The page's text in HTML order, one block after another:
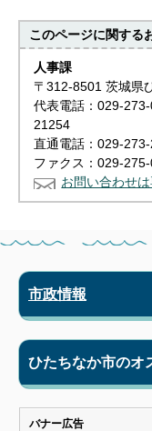
このページに関する
人事課
〒312-8501 茨城県
代表電話：029-
21254
直通電話：029-
ファクス：029-
お問い合わせ
市政情報
ひたちなか市のオ
バナー広告